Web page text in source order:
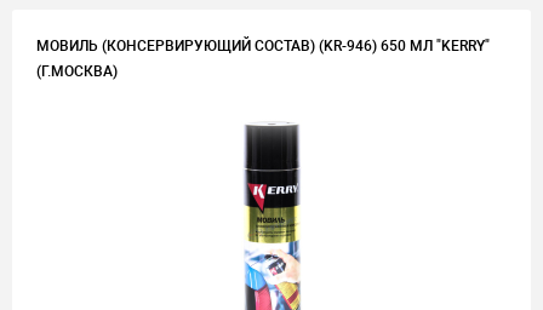
МОВИЛЬ (КОНСЕРВИРУЮЩИЙ СОСТАВ) (KR-946) 650 МЛ "KERRY"
(Г.МОСКВА)